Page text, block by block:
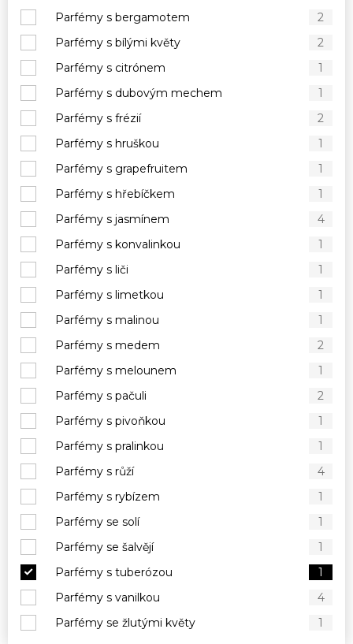
Parfémy s bergamotem
2
Parfémy s bílými květy
2
Parfémy s citrónem
1
Parfémy s dubovým mechem
1
Parfémy s frézií
2
Parfémy s hruškou
1
Parfémy s grapefruitem
1
Parfémy s hřebíčkem
1
Parfémy s jasmínem
4
Parfémy s konvalinkou
1
Parfémy s liči
1
Parfémy s limetkou
1
Parfémy s malinou
1
Parfémy s medem
2
Parfémy s melounem
1
Parfémy s pačuli
2
Parfémy s pivoňkou
1
Parfémy s pralinkou
1
Parfémy s růží
4
Parfémy s rybízem
1
Parfémy se solí
1
Parfémy se šalvějí
1
Parfémy s tuberózou
1
Parfémy s vanilkou
4
Parfémy se žlutými květy
1